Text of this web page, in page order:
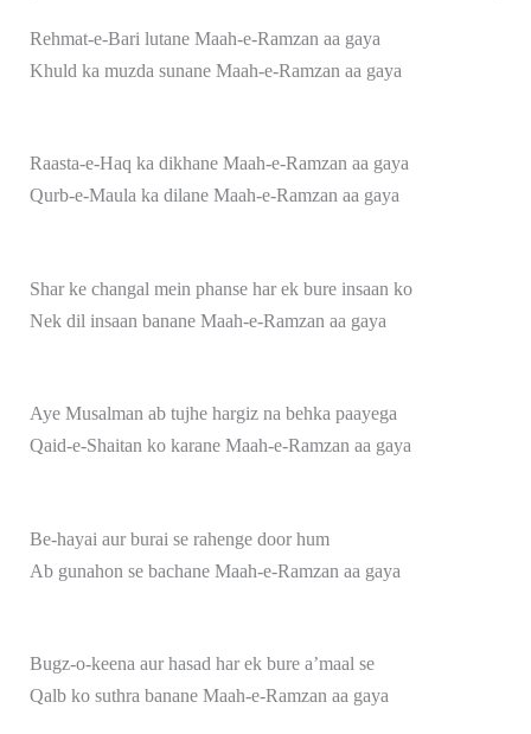
Rehmat-e-Bari lutane Maah-e-Ramzan aa gaya
Khuld ka muzda sunane Maah-e-Ramzan aa gaya
Raasta-e-Haq ka dikhane Maah-e-Ramzan aa gaya
Qurb-e-Maula ka dilane Maah-e-Ramzan aa gaya
Shar ke changal mein phanse har ek bure insaan ko
Nek dil insaan banane Maah-e-Ramzan aa gaya
Aye Musalman ab tujhe hargiz na behka paayega
Qaid-e-Shaitan ko karane Maah-e-Ramzan aa gaya
Be-hayai aur burai se rahenge door hum
Ab gunahon se bachane Maah-e-Ramzan aa gaya
Bugz-o-keena aur hasad har ek bure a’maal se
Qalb ko suthra banane Maah-e-Ramzan aa gaya